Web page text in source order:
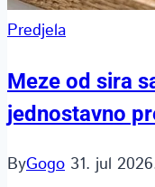
Predjela
Meze od sira
jednostavno
ByGogo 31. jul